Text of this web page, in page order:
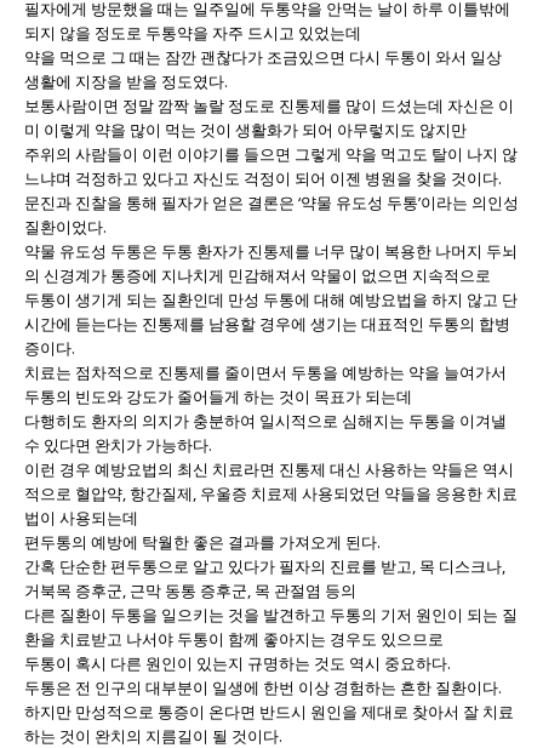
필자에게 방문했을 때는 일주일에 두통약을 안먹는 날이 하루 이틀밖에
되지 않을 정도로 두통약을 자주 드시고 있었는데
약을 먹으로 그 때는 잠깐 괜찮다가 조금있으면 다시 두통이 와서 일상
생활에 지장을 받을 정도였다.
보통사람이면 정말 깜짝 놀랄 정도로 진통제를 많이 드셨는데 자신은 이
미 이렇게 약을 많이 먹는 것이 생활화가 되어 아무렇지도 않지만
주위의 사람들이 이런 이야기를 들으면 그렇게 약을 먹고도 탈이 나지 않
느냐며 걱정하고 있다고 자신도 걱정이 되어 이젠 병원을 찾을 것이다.
문진과 진찰을 통해 필자가 얻은 결론은 ‘약물 유도성 두통’이라는 의인성
질환이었다.
약물 유도성 두통은 두통 환자가 진통제를 너무 많이 복용한 나머지 두뇌
의 신경계가 통증에 지나치게 민감해져서 약물이 없으면 지속적으로
두통이 생기게 되는 질환인데 만성 두통에 대해 예방요법을 하지 않고 단
시간에 듣는다는 진통제를 남용할 경우에 생기는 대표적인 두통의 합병
증이다.
치료는 점차적으로 진통제를 줄이면서 두통을 예방하는 약을 늘여가서
두통의 빈도와 강도가 줄어들게 하는 것이 목표가 되는데
다행히도 환자의 의지가 충분하여 일시적으로 심해지는 두통을 이겨낼
수 있다면 완치가 가능하다.
이런 경우 예방요법의 최신 치료라면 진통제 대신 사용하는 약들은 역시
적으로 혈압약, 항간질제, 우울증 치료제 사용되었던 약들을 응용한 치료
법이 사용되는데
편두통의 예방에 탁월한 좋은 결과를 가져오게 된다.
간혹 단순한 편두통으로 알고 있다가 필자의 진료를 받고, 목 디스크나,
거북목 증후군, 근막 동통 증후군, 목 관절염 등의
다른 질환이 두통을 일으키는 것을 발견하고 두통의 기저 원인이 되는 질
환을 치료받고 나서야 두통이 함께 좋아지는 경우도 있으므로
두통이 혹시 다른 원인이 있는지 규명하는 것도 역시 중요하다.
두통은 전 인구의 대부분이 일생에 한번 이상 경험하는 흔한 질환이다.
하지만 만성적으로 통증이 온다면 반드시 원인을 제대로 찾아서 잘 치료
하는 것이 완치의 지름길이 될 것이다.